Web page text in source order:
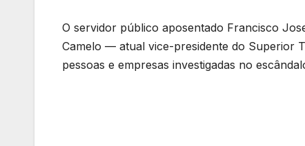
O servidor público aposentado Francisco
Camelo — atual vice-presidente do Superior
pessoas e empresas investigadas no